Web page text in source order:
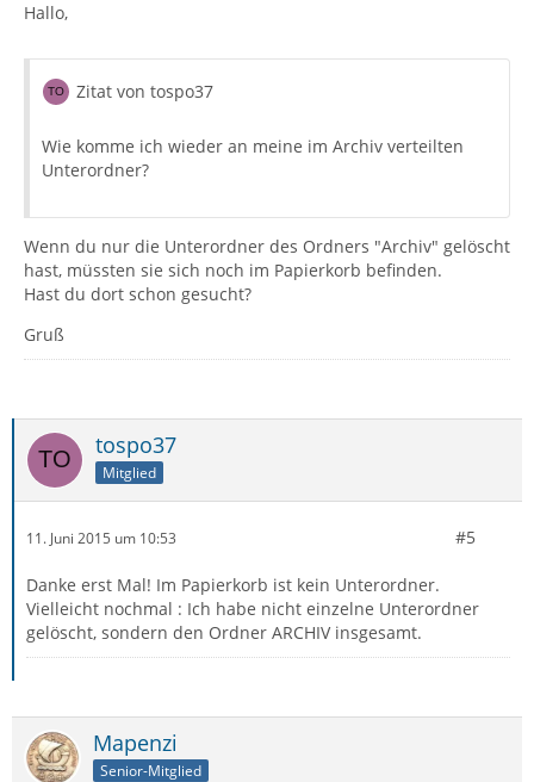
Hallo,
Zitat von tospo37
Wie komme ich wieder an meine im Archiv verteilten
Unterordner?
Wenn du nur die Unterordner des Ordners "Archiv" gelöscht
hast, müssten sie sich noch im Papierkorb befinden.
Hast du dort schon gesucht?
Gruß
tospo37
Mitglied
11. Juni 2015 um 10:53 #5
Danke erst Mal! Im Papierkorb ist kein Unterordner.
Vielleicht nochmal : Ich habe nicht einzelne Unterordner
gelöscht, sondern den Ordner ARCHIV insgesamt.
Mapenzi
Senior-Mitglied